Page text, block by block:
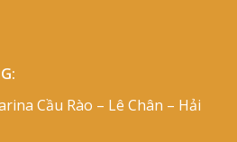
Cầu Rào – Lê Chân – Hải